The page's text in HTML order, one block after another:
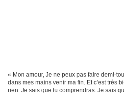
« Mon amour, Je ne peux pas faire demi-
dans mes mains venir ma fin. Et c’est très
rien. Je sais que tu comprendras. Je sais